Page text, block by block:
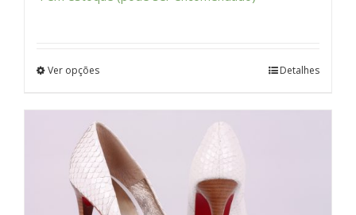
Ver opções Detalhes